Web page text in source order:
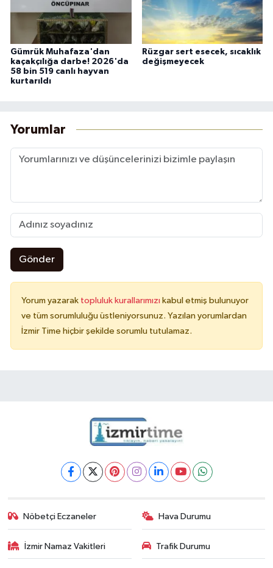
Gümrük Muhafaza'dan
kaçakçılığa darbe! 2026'da
58 bin 519 canlı hayvan
kurtarıldı
Rüzgar sert esecek, sıcaklık
değişmeyecek
Yorumlar
Gönder
Yorum yazarak topluluk kurallarımızı kabul etmiş bulunuyor
ve tüm sorumluluğu üstleniyorsunuz. Yazılan yorumlardan
İzmir Time hiçbir şekilde sorumlu tutulamaz.
Nöbetçi Eczaneler Hava Durumu
İzmir Namaz Vakitleri Trafik Durumu